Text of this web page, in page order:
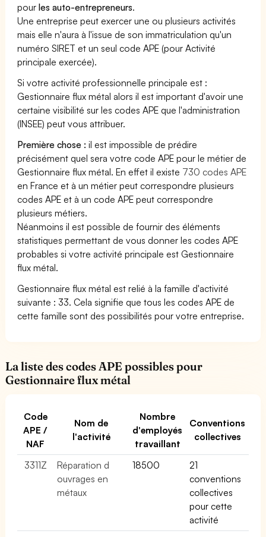
pourles auto-entrepreneurs.
Une entreprise peut exercer une ou plusieurs activités
mais elle n'aura à l'issue de son immatriculation qu'un
numéro SIRET et un seul code APE (pour Activité
principale exercée).
Si votre activité professionnelle principale est :
Gestionnaire flux métal alors il est important d'avoir une
certaine visibilité sur les codes APE que l'administration
(INSEE) peut vous attribuer.
Première chose : il est impossible de prédire
précisément quel sera votre code APE pour le métier de
Gestionnaire flux métal. En effet il existe 730 codes APE
en France et à un métier peut correspondre plusieurs
codes APE et à un code APE peut correspondre
plusieurs métiers.
Néanmoins il est possible de fournir des éléments
statistiques permettant de vous donner les codes APE
probables si votre activité principale est Gestionnaire
flux métal.
Gestionnaire flux métal est relié à la famille d'activité
suivante : 33. Cela signifie que tous les codes APE de
cette famille sont des possibilités pour votre entreprise.
La liste des codes APE possibles pour
Gestionnaire flux métal
Code
APE /
NAF
Nom de
l'activité
Nombre
d'employés
travaillant
Conventions
collectives
3311Z
Réparation d
ouvrages en
métaux
18500
21
conventions
collectives
pour cette
activité